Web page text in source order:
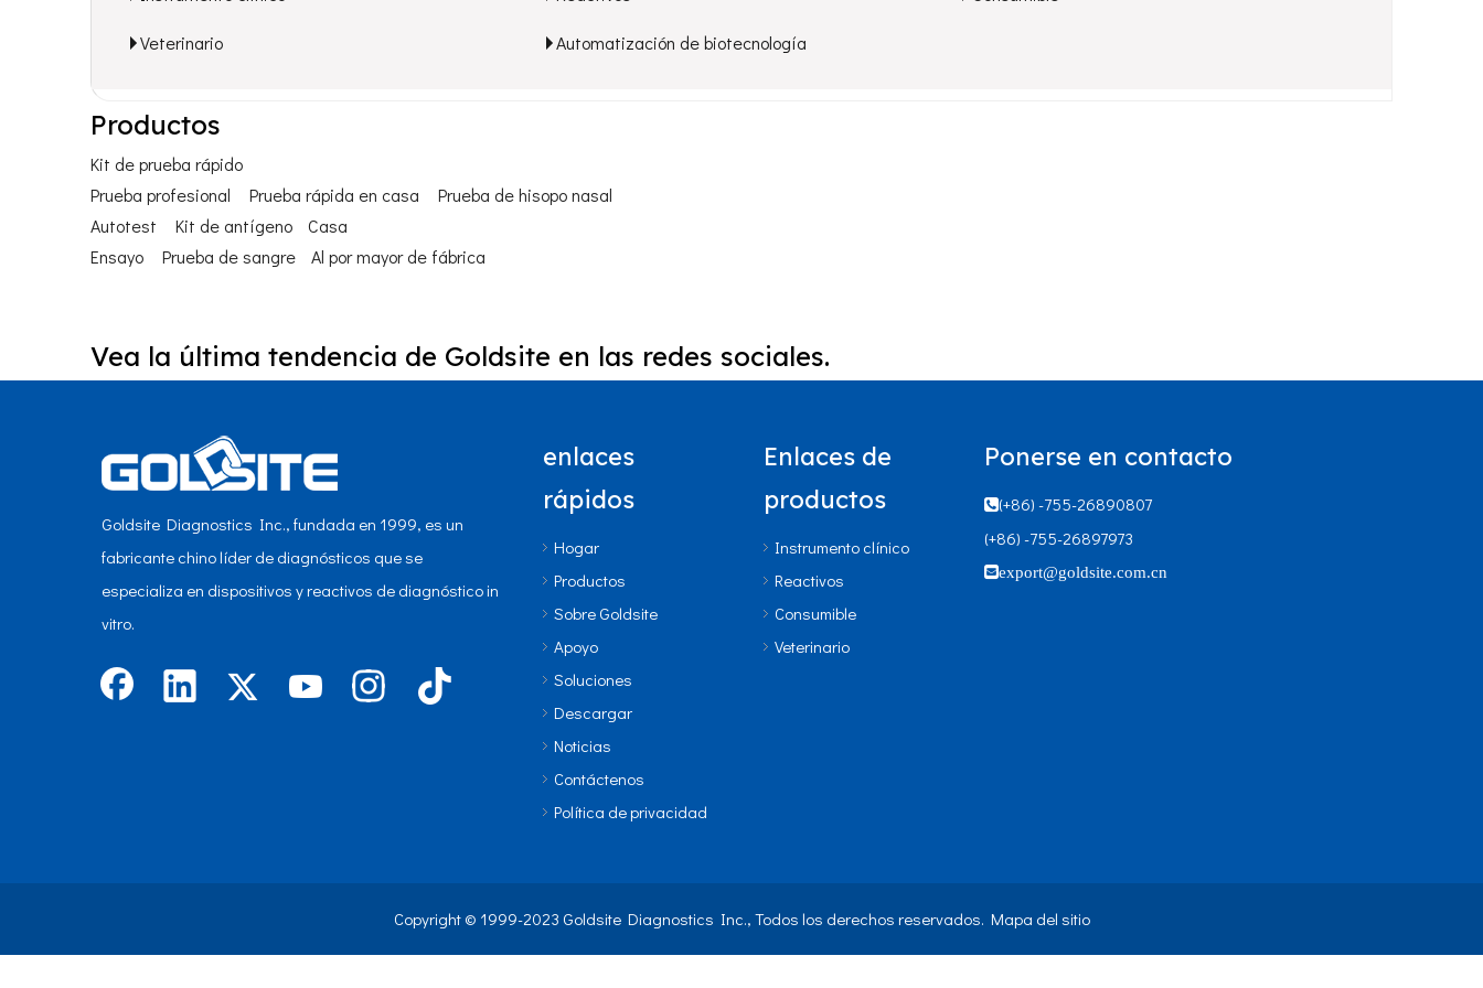
Veterinario Automatización de biotecnología
Productos
Kit de prueba rápido
Prueba profesional
Prueba rápida en casa
Prueba de hisopo nasal
Autotest
Kit de antígeno
Casa
Ensayo
Prueba de sangre Al por mayor de fábrica
Vea la última tendencia de Goldsite en las redes sociales.
Goldsite Diagnostics Inc., fundada en 1999, es un
fabricante chino líder de diagnósticos que se
especializa en dispositivos y reactivos de diagnóstico in
vitro.
enlaces
rápidos
Hogar
Productos
Sobre Goldsite
Apoyo
Soluciones
Descargar
Noticias
Contáctenos
Política de privacidad
Enlaces de
productos
Instrumento clínico
Reactivos
Consumible
Veterinario
Ponerse en contacto
(+86) -755-26890807
(+86) -755-26897973
export@goldsite.com.cn
Copyright © 1999-2023 Goldsite Diagnostics Inc., Todos los derechos reservados. Mapa del sitio